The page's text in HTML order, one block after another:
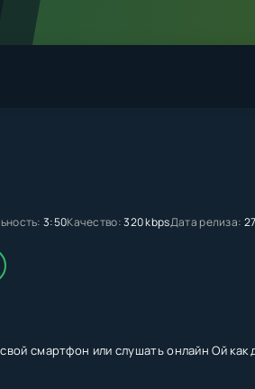
3:50Качество:320 kbpsДата релиза:
смартфон или слушать онлайн Ой как